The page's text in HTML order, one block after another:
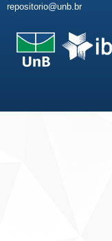
repositorio@unb.br